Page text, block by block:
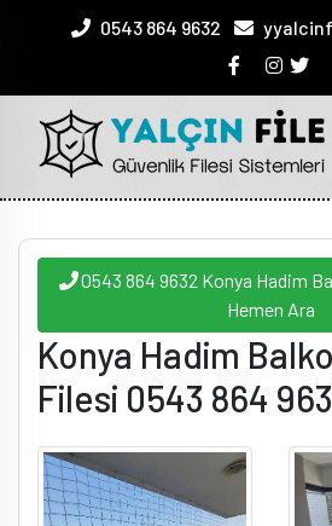
0543 864 9632
0543 864 9632 Konya Hadim
Hemen Ara
Konya Hadim
Filesi 0543 864